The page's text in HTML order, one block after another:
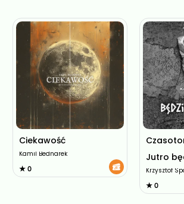
Ciekawość
Kamil Bednarek
★ 0
Jutro
Krzysztof
★ 0